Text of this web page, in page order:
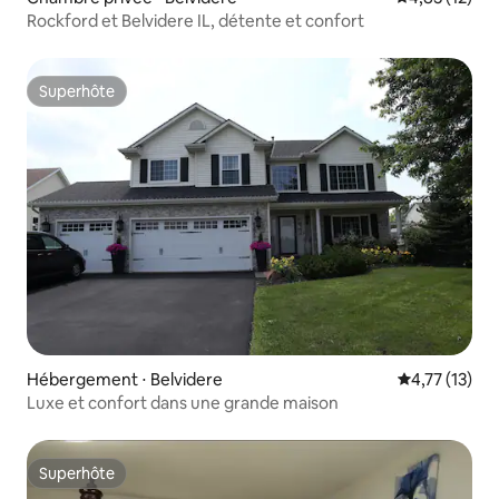
Rockford et Belvidere IL, détente et confort
Superhôte
Superhôte
Hébergement ⋅ Belvidere Évaluation
4,77 (13)
Luxe et confort dans une grande maison
Superhôte
Superhôte